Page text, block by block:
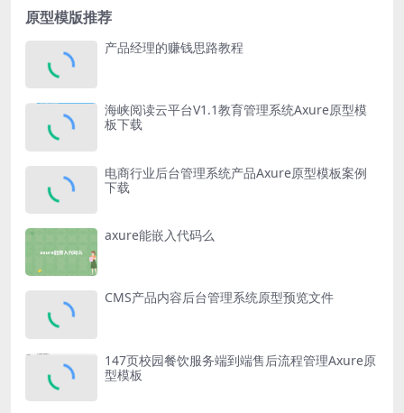
原型模版推荐
产品经理的赚钱思路教程
海峡阅读云平台V1.1教育管理系统Axure原型模
板下载
电商行业后台管理系统产品Axure原型模板案例
下载
axure能嵌入代码么
CMS产品内容后台管理系统原型预览文件
147页校园餐饮服务端到端售后流程管理Axure原
型模板